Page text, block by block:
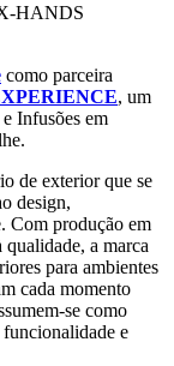
como parceira
, um
Infusões em
de exterior que se
design,
Com produção em
a marca
para ambientes
cada momento
se como
funcionalidade e